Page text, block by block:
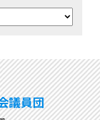
議員団